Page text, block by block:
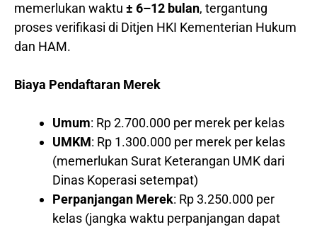
memerlukan waktu ± 6–12 bulan, tergantung
proses verifikasi di Ditjen HKI Kementerian Hukum
dan HAM.
Biaya Pendaftaran Merek
Umum: Rp 2.700.000 per merek per kelas
UMKM: Rp 1.300.000 per merek per kelas
(memerlukan Surat Keterangan UMK dari
Dinas Koperasi setempat)
Perpanjangan Merek: Rp 3.250.000 per
kelas (jangka waktu perpanjangan dapat